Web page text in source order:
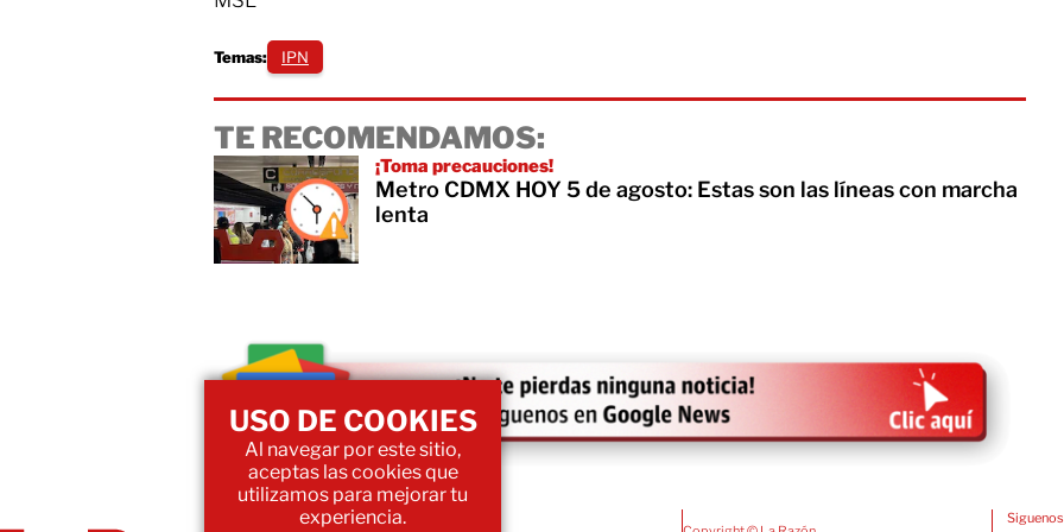
Temas: IPN
TE RECOMENDAMOS:
¡Toma precauciones!
Metro CDMX HOY 5 de agosto: Estas son las líneas con marcha
lenta
USO DE COOKIES
Al navegar por este sitio,
aceptas las cookies que
utilizamos para mejorar tu
experiencia.